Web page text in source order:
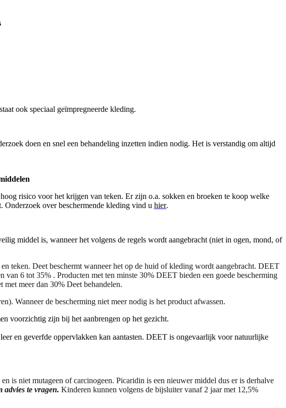
ook speciaal geïmpregneerde kleding.
doen en snel een behandeling inzetten indien nodig. Het is verstandig om altijd
risico voor het krijgen van teken. Er zijn o.a. sokken en broeken te koop welke
over beschermende kleding vind u hier.
middel is, wanneer het volgens de regels wordt aangebracht (niet in ogen, mond, of
teken. Deet beschermt wanneer het op de huid of kleding wordt aangebracht. DEET
6 tot 35% . Producten met ten minste 30% DEET bieden een goede bescherming
meer dan 30% Deet behandelen.
Wanneer de bescherming niet meer nodig is het product afwassen.
voorzichtig zijn bij het aanbrengen op het gezicht.
en geverfde oppervlakken kan aantasten. DEET is ongevaarlijk voor natuurlijke
is niet mutageen of carcinogeen. Picaridin is een nieuwer middel dus er is derhalve
advies te vragen. Kinderen kunnen volgens de bijsluiter vanaf 2 jaar met 12,5%